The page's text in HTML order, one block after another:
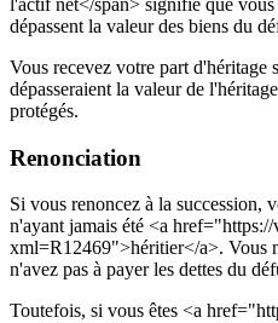
dépassent la valeur des biens du
Vous recevez votre part d'héritage
dépasseraient la valeur de
protégés.
Renonciation
Si vous renoncez à la succession,
n'ayant jamais été <a
xml=R12469">héritier</a>. Vous
n'avez pas à payer les dettes du
Toutefois, si vous êtes <a